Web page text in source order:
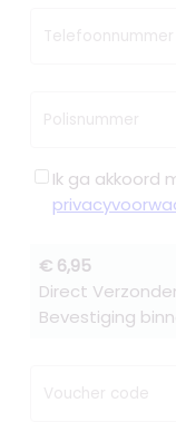
Telefoonnummer
Polisnummer
Ik ga akkoord
€ 6,95
Direct
Bevestiging
Voucher code